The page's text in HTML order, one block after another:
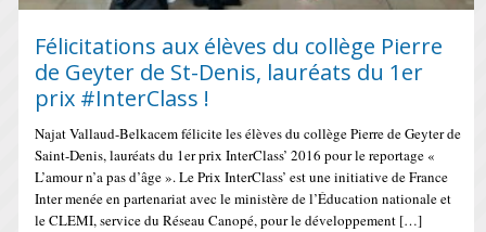
Félicitations aux élèves du collège Pierre
de Geyter de St-Denis, lauréats du 1er
prix #InterClass !
Najat Vallaud-Belkacem félicite les élèves du collège Pierre de Geyter de
Saint-Denis, lauréats du 1er prix InterClass’ 2016 pour le reportage «
L’amour n’a pas d’âge ». Le Prix InterClass’ est une initiative de France
Inter menée en partenariat avec le ministère de l’Éducation nationale et
le CLEMI, service du Réseau Canopé, pour le développement […]